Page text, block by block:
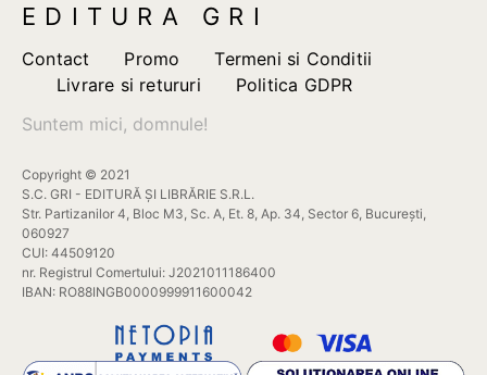
EDITURA GRI
Contact Promo
Termeni si Conditii
Livrare si retururi
Politica GDPR
Suntem mici, domnule!
Copyright © 2021
S.C. GRI - EDITURĂ ȘI LIBRĂRIE S.R.L.
Str. Partizanilor 4, Bloc M3, Sc. A, Et. 8, Ap. 34, Sector 6, București,
060927
CUI: 44509120
nr. Registrul Comertului: J2021011186400
IBAN: RO88INGB0000999911600042